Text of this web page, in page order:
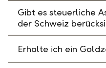
Gibt es steuerliche
der Schweiz
Erhalte ich ein